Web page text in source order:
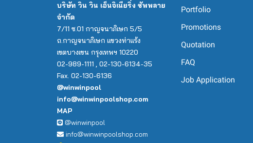
บริษัท วิน วิน เอ็นจิเนียริ่ง ซัพพลาย
จำกัด
7/11 ซ.01 กาญจนาภิเษก 5/5
ถ.กาญจนาภิเษก แขวงท่าแร้ง
เขตบางเขน กรุงเทพฯ 10220
02-989-1111 , 02-130-6134-35
Fax. 02-130-6136
@winwinpool
info@winwinpoolshop.com
MAP
@winwinpool
info@winwinpoolshop.com
Portfolio
Promotions
Quotation
FAQ
Job Application